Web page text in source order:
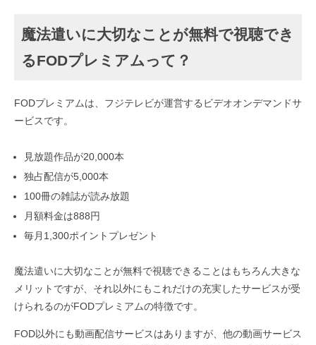
魔法遣いに大切なことが無料で視聴でき
るFODプレミアムって？
FODプレミアムは、フジテレビが運営するビデオオンデマンドサ
ービスです。
見放題作品が20,000本
独占配信が5,000本
100冊の雑誌が読み放題
月額料金は888円
毎月1,300ポイントプレゼント
魔法遣いに大切なことが無料で視聴できることはもちろん大きな
メリットですが、それ以外にもこれだけの充実したサービスが受
けられるのがFODプレミアムの特徴です。
FOD以外にも動画配信サービスはありますが、他の動画サービス